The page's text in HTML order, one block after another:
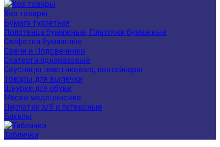
Хоз товары
Бумага туалетная
Полотенца бумажные, Платочки бумажные
Салфетки бумажные
Свечи и Подсвечники
Скатерти одноразовые
Соусницы пластиковые, контейнеры
Товары для выпечки
Шнурки для обуви
Маски медецинские
Перчатки х/б и латексные
Бахилы
Таблички